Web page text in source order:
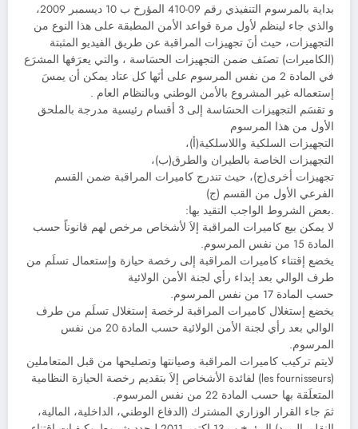
بداية بالمرسوم التنفيذي رقم 09-410 المؤرخ ب 10 ديسمبر 2009،
والذي جاء لينظم لأول مرة قواعد الأمن المطبقة على هذا النوع من
التجهيزات، حيث أنَ تجهيزات المراقبة عن طريق الفيديو المثبتة
(الكاميرات) تصنَف ضمن التجهيزات الحسَاسة ، والتي يعرَفها المشرَع
في المادة 2 من نفس المرسوم على أنَها كل عتاد يمكن أن يمسَ
إستعماله غير المشروع بالأمن الوطني وبالنظام العام .
و تقسَم التجهيزات الحسَاسة إلى 3 أقسام رئيسية مدرجة بالملحق
الأول من هذا المرسوم
التجهيزات السلكية واللاسلكية(أ)،
التجهيزات الخاصة بالطيران والطرق(ب)،
تجهيزات أخرى(ج)، حيث تندرج كاميرات المراقبة ضمن القسم
الفرعي الأول من القسم (ج)
.بعض الشروط الواجب التقيد بها:
لا يمكن بيع كاميرات المراقبة إلاَ لأشخاص مرخص لهم قانوناً حسب
المادة 15 من نفس المرسوم.
يخضع إقتناء كاميرات المراقبة إلى رخصة حيازة وإستعمال تسلَم من
طرف الوالي بعد إبداء رأي لجنة الأمن الولائية
حسب المادة 17 من نفس المرسوم.
يخضع إستغلال كاميرات المراقبة لرخصة إستغلال تسلَم من طرف
الوالي بعد رأي لجنة الأمن الولائية حسب المادة 20 من نفس
المرسوم.
لايتم تركيب كاميرات المراقبة وصيانتها وتصليحها من قبل المتعاملين
(les fournisseurs) لفائدة الأشخاص إلاَ بتقديم رخصة الحيازة النظامية
المتعلَقة بها حسب المادة 22 من نفس المرسوم.
ثمَ جاء القرار الوزاري المشترك (الدفاع الوطني، الداخلية، المالية،